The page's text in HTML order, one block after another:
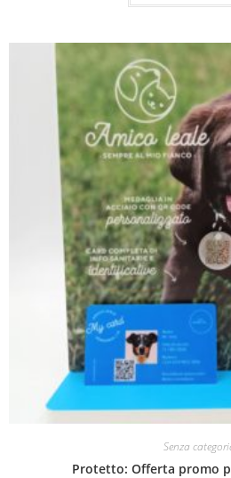
Senza
Protetto: Offerta promo